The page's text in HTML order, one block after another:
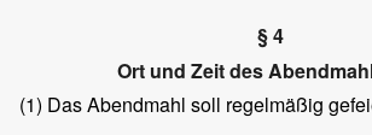
§ 4
Ort und Zeit des
(1) Das Abendmahl soll regelmäßig